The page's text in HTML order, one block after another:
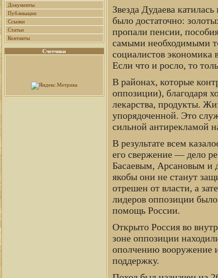
Документы
Публикации
Ссылки
Статьи
Контакты
Счетчики
Звезда Дудаева
было достаточно:
пропали пенсии,
самыми необходимыми
социалистов экономика
Если что и росло, то
В районах, которые
оппозиции), благодаря
лекарства, продукты.
упорядоченной. Это
сильной антирекламой
В результате всем
его свержение — дело
Басаевым, Арсановым и
якобы они не станут
отрешен от власти, а
лидеров оппозиции
помощь России.
Открыто Россия во
зоне оппозиции
ополчению вооружение
поддержку.